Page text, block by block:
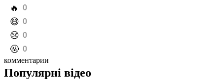
️🔥 0
️😄 0
️😢 0
️🤬 0
комментарии